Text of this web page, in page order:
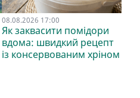
08.08.2026 17:00
Як заквасити помідори
вдома: швидкий рецепт
із консервованим хріном